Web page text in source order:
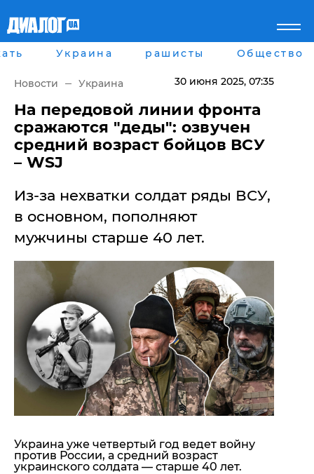
Главная
рассея
Мир
Беларусь
Военное обозрение
Наука и Техника
Экономика
Блоги
Шоу-биз
Здоровье
Спорт
Культура
Города
Харьков
Днепр
Львов
Война на Донбассе и в
Крыму
"ДНР"
"ЛНР"
Оккупация Крыма
Новости Крыма
Донбасс
Армия Украины
Лайф стайл
Здоровье
Помощь проекту
Стиль Диалога
Шоу-биз
Культура
Общество
Пресс-релизы Авторское
Блоги
ИноСМИ
Украина рашисты Общество
Новости Украина 30 июня 2025, 07:35
​На передовой линии фронта
сражаются "деды": озвучен
средний возраст бойцов ВСУ
– WSJ
Из-за нехватки солдат ряды ВСУ,
в основном, пополняют
мужчины старше 40 лет.
Украина уже четвертый год ведет войну
против России, а средний возраст
украинского солдата — старше 40 лет.